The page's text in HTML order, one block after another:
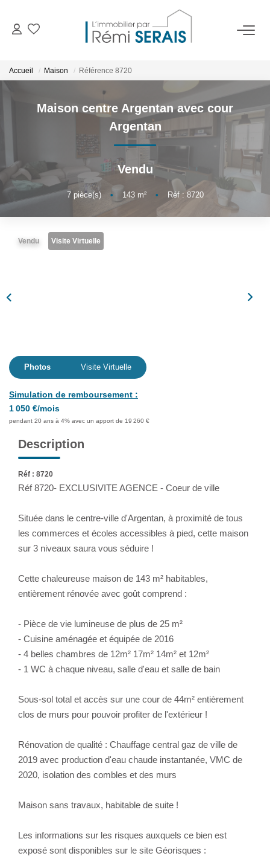
VENDRE
BIENS VENDUS
ADMINISTRATION DE BIENS
Accueil Maison Référence 8720
Maison centre Argentan avec cour
Argentan
Vendu
7pièce(s) • 143m² • Réf : 8720
Vendu Visite Virtuelle
Simulation de remboursement :
1 050 €/mois
pendant 20 ans à 4% avec un apport de 19 260 €
Photos Visite Virtuelle
Description
Réf : 8720
Réf 8720- EXCLUSIVITE AGENCE - Coeur de ville
Située dans le centre-ville d'Argentan, à proximité de tous
les commerces et écoles accessibles à pied, cette maison
sur 3 niveaux saura vous séduire !
Cette chaleureuse maison de 143 m² habitables,
entièrement rénovée avec goût comprend :
- Pièce de vie lumineuse de plus de 25 m²
- Cuisine aménagée et équipée de 2016
- 4 belles chambres de 12m² 17m² 14m² et 12m²
- 1 WC à chaque niveau, salle d'eau et salle de bain
Sous-sol total et accès sur une cour de 44m² entièrement
clos de murs pour pouvoir profiter de l'extérieur !
Rénovation de qualité : Chauffage central gaz de ville de
2019 avec production d'eau chaude instantanée, VMC de
2020, isolation des combles et des murs
Maison sans travaux, habitable de suite !
Les informations sur les risques auxquels ce bien est
exposé sont disponibles sur le site Géorisques :